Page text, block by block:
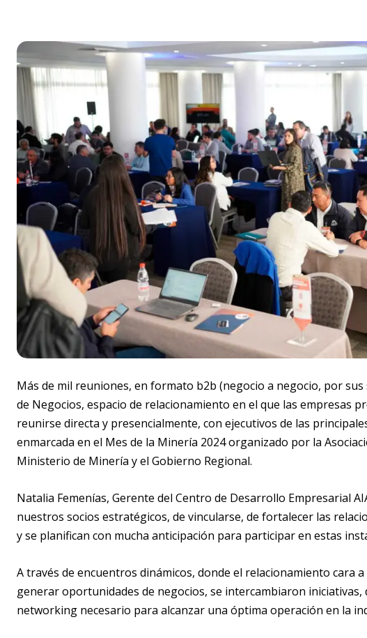
Más de mil reuniones, en formato b2b (negocio a negocio, por
de Negocios, espacio de relacionamiento en el que las empresas
reunirse directa y presencialmente, con ejecutivos de las
enmarcada en el Mes de la Minería 2024 organizado por la
Ministerio de Minería y el Gobierno Regional.
Natalia Femenías, Gerente del Centro de Desarrollo Empresarial
nuestros socios estratégicos, de vincularse, de fortalecer las
y se planifican con mucha anticipación para participar en estas
A través de encuentros dinámicos, donde el relacionamiento cara
generar oportunidades de negocios, se intercambiaron iniciativas,
networking necesario para alcanzar una óptima operación en la